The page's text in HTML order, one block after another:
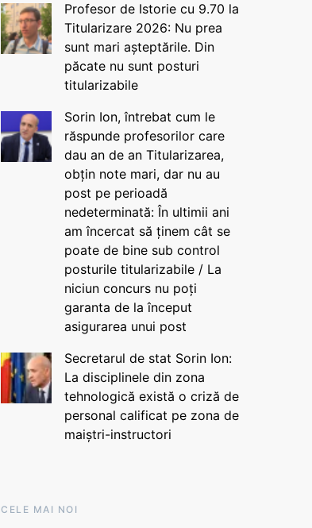
Profesor de Istorie cu 9.70 la
Titularizare 2026: Nu prea
sunt mari așteptările. Din
păcate nu sunt posturi
titularizabile
Sorin Ion, întrebat cum le
răspunde profesorilor care
dau an de an Titularizarea,
obțin note mari, dar nu au
post pe perioadă
nedeterminată: În ultimii ani
am încercat să ținem cât se
poate de bine sub control
posturile titularizabile / La
niciun concurs nu poți
garanta de la început
asigurarea unui post
Secretarul de stat Sorin Ion:
La disciplinele din zona
tehnologică există o criză de
personal calificat pe zona de
maiștri-instructori
CELE MAI NOI